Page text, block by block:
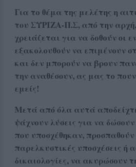
Για το θέμα της μελέτης η
του ΣΥΡΙΖΑ-Π.Σ, από την
χρειάζεται για να δοθούν οι
εξακολουθούν να επιμένουν
και δεν μπορούν να βρουν
την αναθέσουν, ας μας το
εμείς!
Μετά από όλα αυτά
ψάχνουν λύσεις για να δώσουν
που υποσχέθηκαν,
παρελκυστικές υποσχέσεις ή
δικαιολογίες, να ακυρώσουν